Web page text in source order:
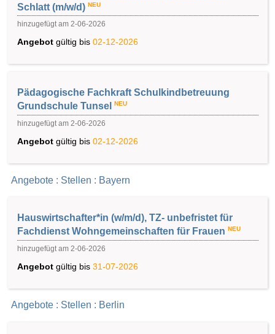
Schlatt (m/w/d) NEU
hinzugefügt am 2-06-2026
Angebot gültig bis 02-12-2026
Pädagogische Fachkraft Schulkindbetreuung
Grundschule Tunsel
NEU
hinzugefügt am 2-06-2026
Angebot gültig bis 02-12-2026
Angebote : Stellen : Bayern
Hauswirtschafter*in (w/m/d), TZ- unbefristet für
Fachdienst Wohngemeinschaften für Frauen NEU
hinzugefügt am 2-06-2026
Angebot gültig bis 31-07-2026
Angebote : Stellen : Berlin